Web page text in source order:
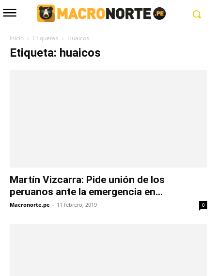
Inicio Etiquetas Huaicos
Etiqueta: huaicos
Martín Vizcarra: Pide unión de los
peruanos ante la emergencia en...
Macronorte.pe - 11 febrero, 2019 0